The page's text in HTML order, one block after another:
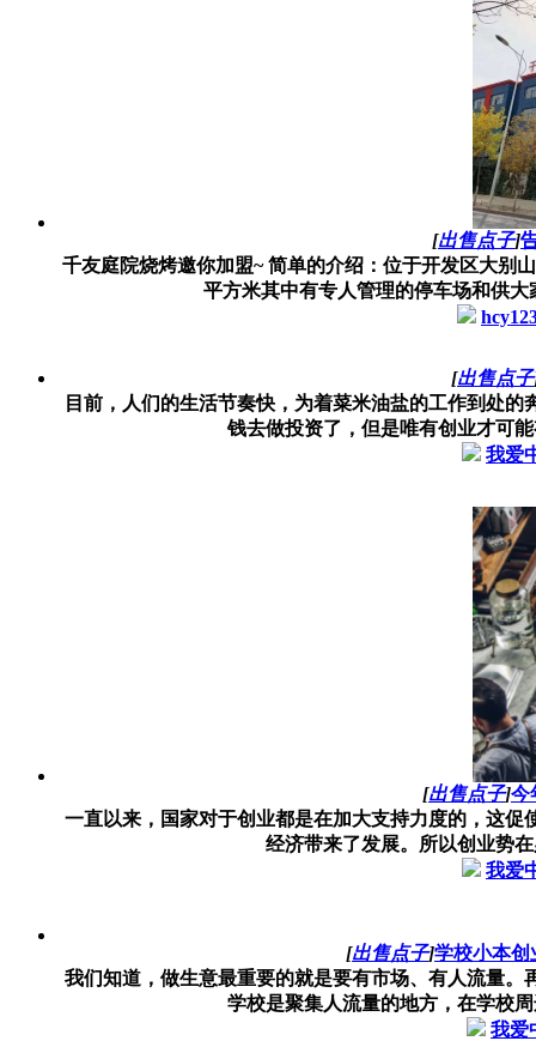
[出售点子]
千友庭院烧烤邀你加盟~ 简单的介绍：位于开发区大别
平方米其中有专人管理的停车场和供
[出售点子
目前，人们的生活节奏快，为着菜米油盐的工作到处
钱去做投资了，但是唯有创业才可
我爱
[出售点子]今
一直以来，国家对于创业都是在加大支持力度的，这
经济带来了发展。所以创业势
我爱
[出售点子]学校小本创
我们知道，做生意最重要的就是要有市场、有人流量
学校是聚集人流量的地方，在学校
我爱